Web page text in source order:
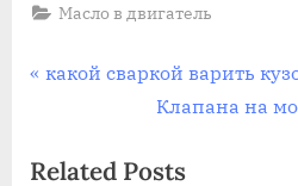
Масло в двигатель
Навигация
P
v
какой сваркой варить
N
x
Клапана на
Related Posts